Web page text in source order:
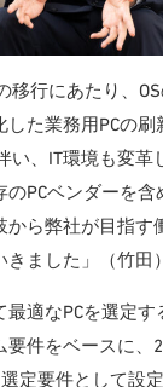
移行にあたり、
した業務用PCの刷
い、IT環境も変革
のPCベンダーを
から弊社が目指す
ました」（竹田）
適なPCを選定
要件をベースに、
定要件として設